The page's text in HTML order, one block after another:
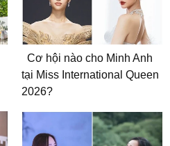
Cơ hội nào cho Minh Anh
tại Miss International Queen
2026?